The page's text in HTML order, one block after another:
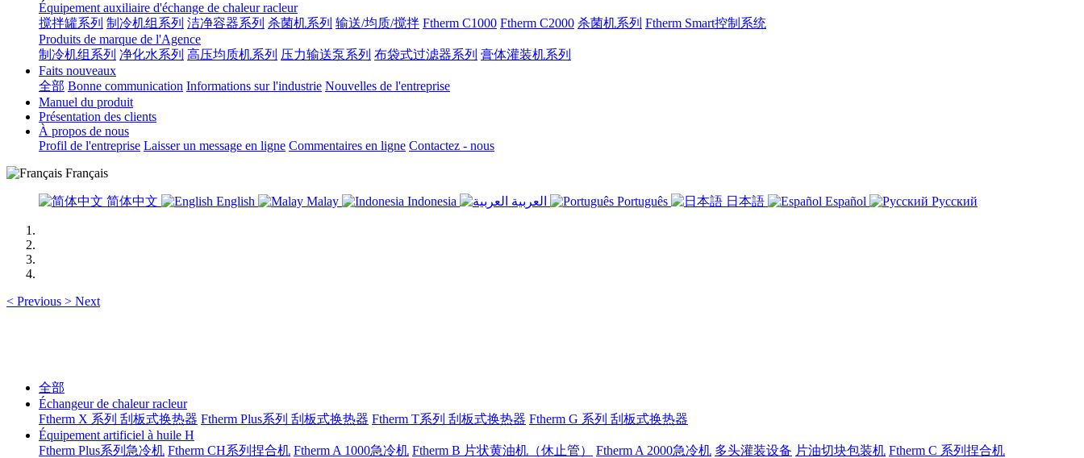
Équipement auxiliaire d'échange de chaleur racleur
搅拌罐系列 制冷机组系列 洁净容器系列 杀菌机系列 输送/均质/搅拌 Ftherm C1000 Ftherm C2000 杀菌机系列 Ftherm Smart控制系统
Produits de marque de l'Agence
制冷机组系列 净化水系列 高压均质机系列 压力输送泵系列 布袋式过滤器系列 膏体灌装机系列
Faits nouveaux
全部 Bonne communication Informations sur l'industrie Nouvelles de l'entreprise
Manuel du produit
Présentation des clients
À propos de nous
Profil de l'entreprise Laisser un message en ligne Commentaires en ligne Contactez - nous
Français
简体中文 English Malay Indonesia Português 日本語 Español Русский
< Previous > Next
全部
Échangeur de chaleur racleur
Ftherm X 系列 刮板式换热器 Ftherm Plus系列 刮板式换热器 Ftherm T系列 刮板式换热器 Ftherm G 系列 刮板式换热器
Équipement artificiel à huile H
Ftherm Plus系列急冷机 Ftherm CH系列捏合机 Ftherm A 1000急冷机 Ftherm B 片状黄油机（休止管） Ftherm A 2000急冷机 多头灌装设备 片油切块包装机 Ftherm C 系列捏合机